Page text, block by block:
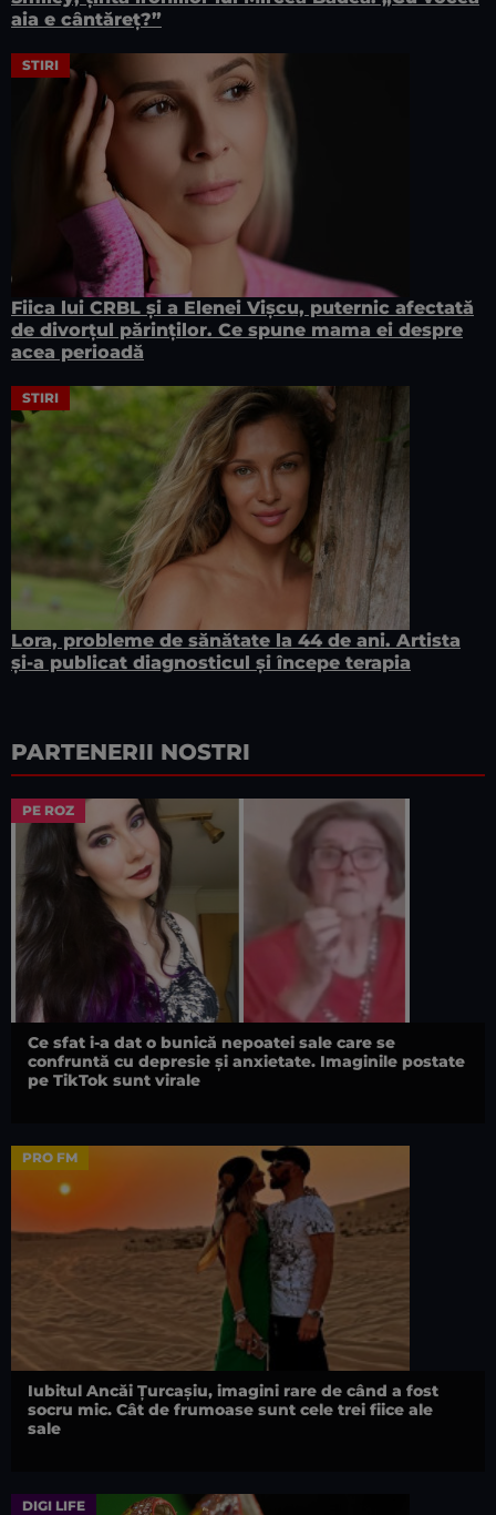
aia e cântăreț?”
STIRI
Fiica lui CRBL și a Elenei Vișcu, puternic afectată
de divorțul părinților. Ce spune mama ei despre
acea perioadă
STIRI
Lora, probleme de sănătate la 44 de ani. Artista
și-a publicat diagnosticul și începe terapia
PARTENERII NOSTRI
PE ROZ
Ce sfat i-a dat o bunică nepoatei sale care se
confruntă cu depresie și anxietate. Imaginile postate
pe TikTok sunt virale
PRO FM
Iubitul Ancăi Țurcașiu, imagini rare de când a fost
socru mic. Cât de frumoase sunt cele trei fiice ale
sale
DIGI LIFE